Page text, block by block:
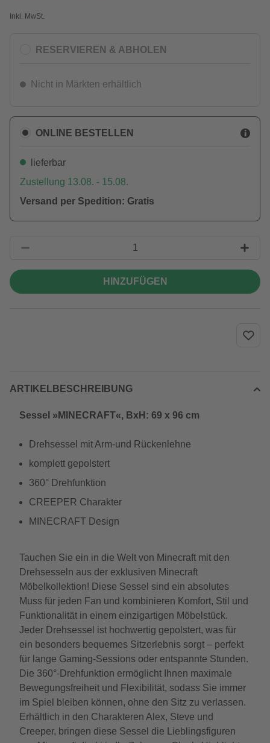
Inkl. MwSt.
RESERVIEREN & ABHOLEN
Nicht in Märkten erhältlich
ONLINE BESTELLEN
lieferbar
Zustellung 13.08. - 15.08.
Versand per Spedition: Gratis
HINZUFÜGEN
ARTIKELBESCHREIBUNG
Sessel »MINECRAFT«, BxH: 69 x 96 cm
Drehsessel mit Arm-und Rückenlehne
komplett gepolstert
360° Drehfunktion
CREEPER Charakter
MINECRAFT Design
Tauchen Sie ein in die Welt von Minecraft mit den
Drehsesseln aus der exklusiven Minecraft
Möbelkollektion! Diese Sessel sind ein absolutes
Muss für jeden Fan und kombinieren Komfort, Stil und
Funktionalität in einem einzigartigen Möbelstück.
Jeder Drehsessel ist hochwertig gepolstert, was für
ein besonders bequemes Sitzerlebnis sorgt – perfekt
für lange Gaming-Sessions oder entspannte Stunden.
Die 360°-Drehfunktion ermöglicht Ihnen maximale
Bewegungsfreiheit und Flexibilität, sodass Sie immer
im Spiel bleiben können, ohne den Sitz zu verlassen.
Erhältlich in den Charakteren Alex, Steve und
Creeper, bringen diese Sessel die Lieblingsfiguren